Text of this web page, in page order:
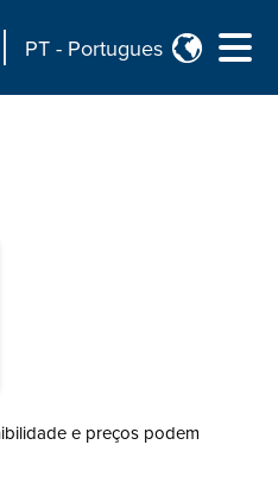
PT - Portugues
e preços podem